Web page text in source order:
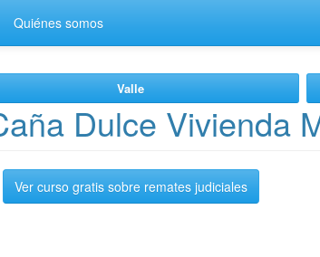
Quiénes somos
Valle
Dulce Vivienda
Ver curso gratis sobre remates judiciales